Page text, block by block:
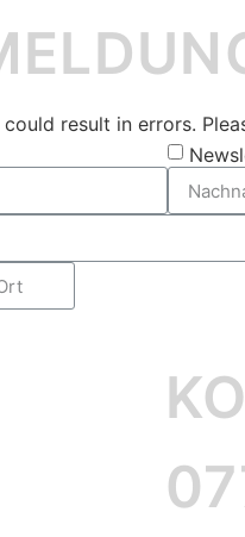
result in errors.